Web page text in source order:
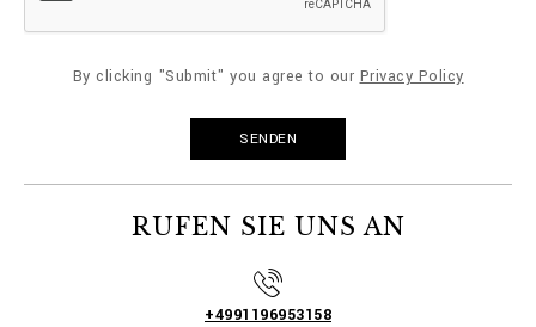
RUFEN SIE UNS AN
+4991196953158
By clicking "Submit" you agree to our Privacy Policy